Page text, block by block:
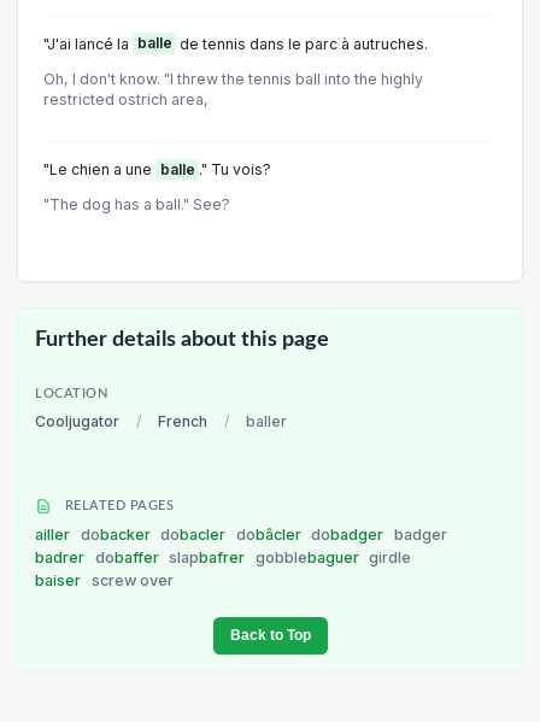
"J'ai lancé la balle de tennis dans le parc à autruches.
Oh, I don't know. "I threw the tennis ball into the highly
restricted ostrich area,
"Le chien a une balle ." Tu vois?
"The dog has a ball." See?
Further details about this page
LOCATION
Cooljugator / French / baller
RELATED PAGES
ailler dobacker dobacler dobâcler dobadger badger
badrer dobaffer slapbafrer gobblebaguer girdle
baiser screw over
Back to Top